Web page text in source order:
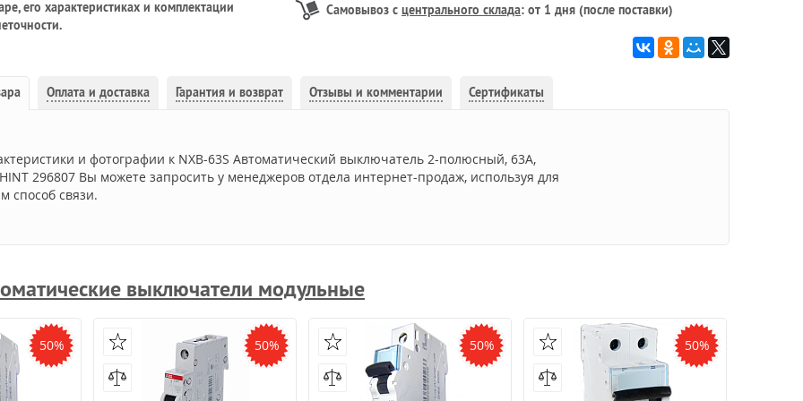
его характеристиках и комплектации
Самовывоз с центрального склада: от 1 дня (после поставки)
Оплата и доставка Гарантия и возврат Отзывы и комментарии Сертификаты
и фотографии к NXB-63S Автоматический выключатель 2-полюсный, 63А,
296807 Вы можете запросить у менеджеров отдела интернет-продаж, используя для
способ связи.
выключатели модульные
50% 50% 50% 50%